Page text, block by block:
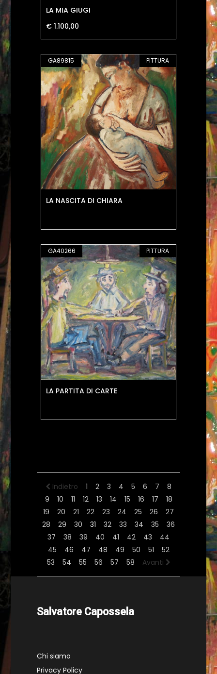
LA MIA GIUGI
€ 1.100,00
GA89815 PITTURA
LA NASCITA DI CHIARA
GA40266 PITTURA
LA PARTITA DI CARTE
Indietro 1 2 3 4 5 6 7
8
9
10 11 12 13 14 15 16 17
18
19
20 21 22 23 24 25 26
27
28
29 30 31 32 33 34 35
36
37
38 39 40 41 42 43
44
45
46 47 48 49 50 51
52
53
54 55 56 57 58 Avanti
Salvatore Capossela
Chi siamo
Privacy Policy